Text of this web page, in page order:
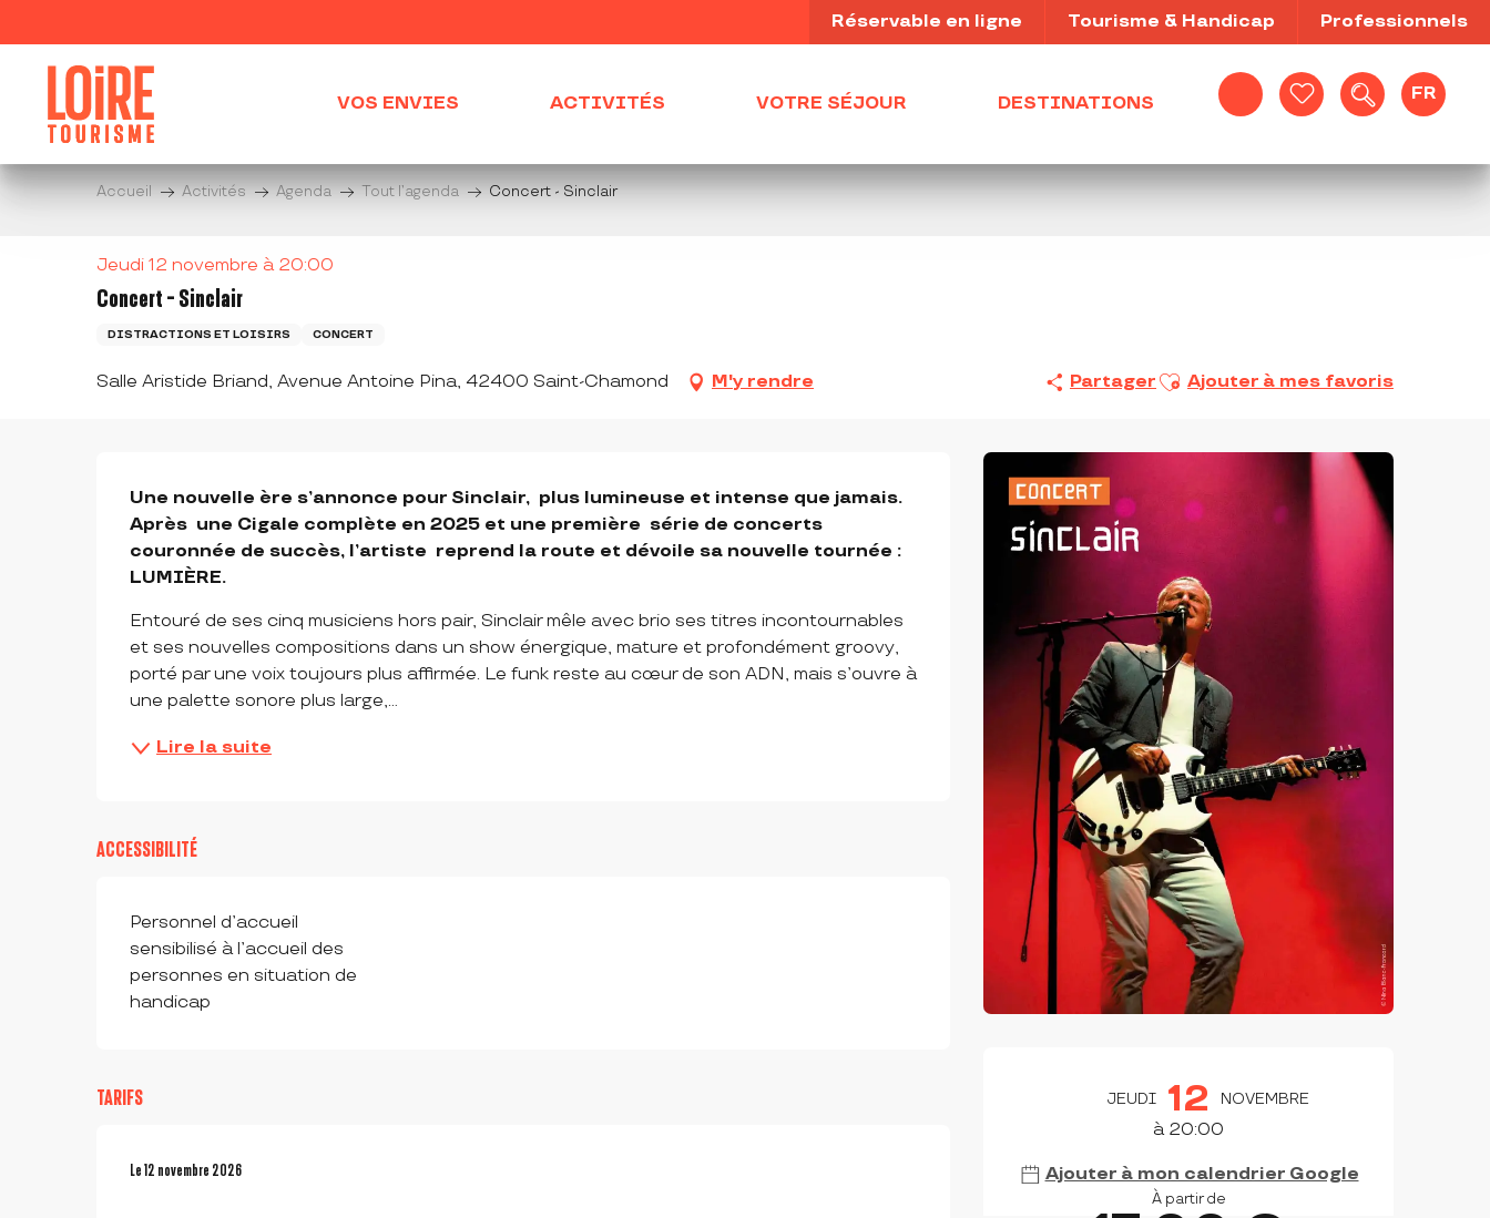
au
contenu
Recherche
FR
Réservable en ligne Tourisme & Handicap Professionnels
VOS ENVIES ACTIVITÉS VOTRE SÉJOUR DESTINATIONS
Accueil Activités Agenda Tout l’agenda Concert - Sinclair
Jeudi 12 novembre à 20:00
Concert - Sinclair
DISTRACTIONS ET LOISIRS CONCERT
Salle Aristide Briand, Avenue Antoine Pina, 42400 Saint-Chamond M'y rendre Partager Ajouter aux favoris
Ajouter à mes favoris
OUVERTURE ET
JEUDI 12 NOVEMBRE
à 20:00
Ajouter à mon calendrier Google
À partir de
DESCRIPTION
Une nouvelle ère s’annonce pour Sinclair,  plus lumineuse et intense que jamais.
Après  une Cigale complète en 2025 et une première  série de concerts
couronnée de succès, l’artiste  reprend la route et dévoile sa nouvelle tournée :
LUMIÈRE.
Entouré de ses cinq musiciens hors pair, Sinclair mêle avec brio ses titres incontournables
et ses nouvelles compositions dans un show énergique, mature et profondément groovy,
porté par une voix toujours plus affirmée. Le funk reste au cœur de son ADN, mais s’ouvre à
une palette sonore plus large,...
Lire la suite
ACCESSIBILITÉ
Personnel d’accueil
sensibilisé à l’accueil des
personnes en situation de
handicap
TARIFS
Le12 novembre 2026
Le12 novembre 2026